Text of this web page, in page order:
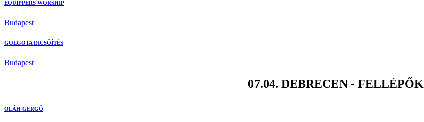
EQUIPPERS WORSHIP
Budapest
GOLGOTA DICSŐÍTÉS
Budapest
07.04. DEBRECEN - FELLÉPŐK
OLÁH GERGŐ